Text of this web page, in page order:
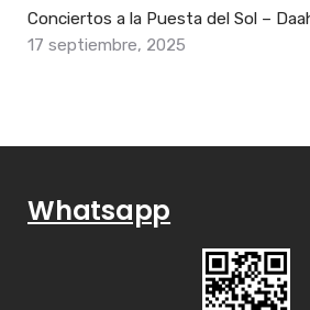
Conciertos a la Puesta del Sol –
17 septiembre, 2025
Whatsapp